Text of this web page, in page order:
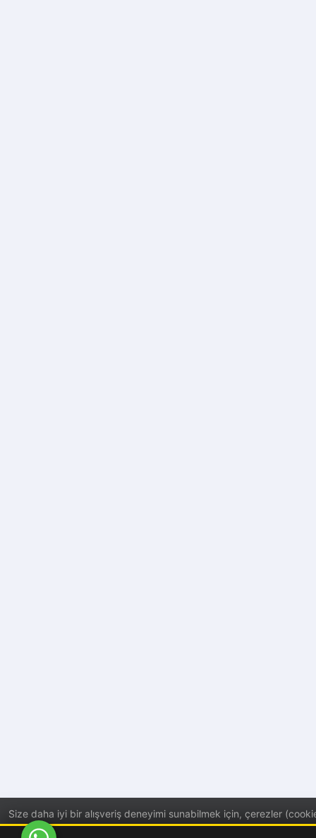
Size daha iyi bir alışveriş deneyimi sunabilmek için, çerezler
aydınlatma metnini inceleyebilirsiniz.